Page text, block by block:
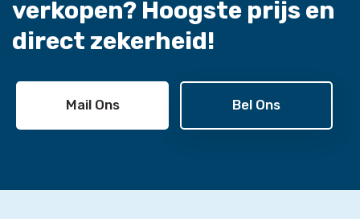
verkopen? Hoogste prijs en
direct zekerheid!
Mail Ons Bel Ons